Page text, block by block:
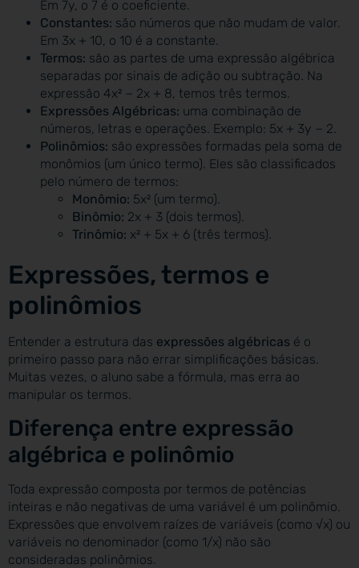
Em 7y, o 7 é o coeficiente.
Constantes: são números que não mudam de valor.
Em 3x + 10, o 10 é a constante.
Termos: são as partes de uma expressão algébrica
separadas por sinais de adição ou subtração. Na
expressão 4x² − 2x + 8, temos três termos.
Expressões Algébricas: uma combinação de
números, letras e operações. Exemplo: 5x + 3y − 2.
Polinômios: são expressões formadas pela soma de
monômios (um único termo). Eles são classificados
pelo número de termos:
Monômio: 5x² (um termo).
Binômio: 2x + 3 (dois termos).
Trinômio: x² + 5x + 6 (três termos).
Expressões, termos e
polinômios
Entender a estrutura das expressões algébricas é o
primeiro passo para não errar simplificações básicas.
Muitas vezes, o aluno sabe a fórmula, mas erra ao
manipular os termos.
Diferença entre expressão
algébrica e polinômio
Toda expressão composta por termos de potências
inteiras e não negativas de uma variável é um polinômio.
Expressões que envolvem raízes de variáveis (como √x) ou
variáveis no denominador (como 1/x) não são
consideradas polinômios.